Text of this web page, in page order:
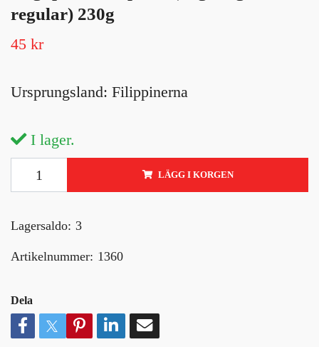
regular) 230g
45 kr
Ursprungsland: Filippinerna
I lager.
LÄGG I KORGEN
Lagersaldo: 3
Artikelnummer: 1360
Dela